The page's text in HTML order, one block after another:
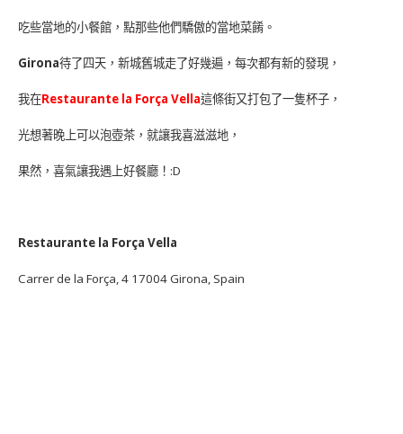
吃些當地的小餐館，點那些他們驕傲的當地菜餚。
Girona待了四天，新城舊城走了好幾遍，每次都有新的發現，
我在Restaurante la Força Vella這條街又打包了一隻杯子，
光想著晚上可以泡壺茶，就讓我喜滋滋地，
果然，喜氣讓我遇上好餐廳！:D
Restaurante la Força Vella
Carrer de la Força, 4 17004 Girona, Spain